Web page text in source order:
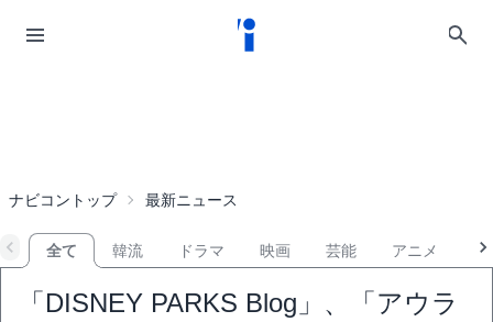
ナビコントップ 最新ニュース
全て 韓流 ドラマ 映画 芸能 アニメ
「DISNEY PARKS Blog」、「アウラ